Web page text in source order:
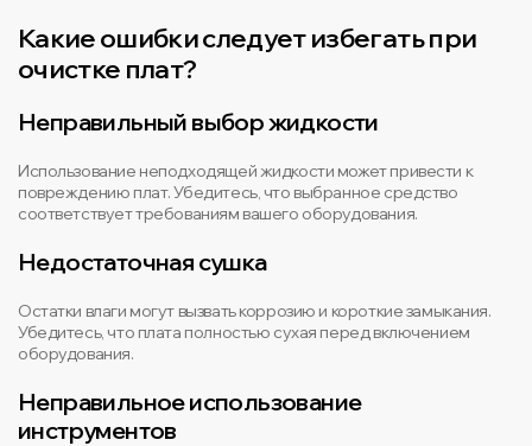
Какие ошибки следует избегать при
очистке плат?
Неправильный выбор жидкости
Использование неподходящей жидкости может привести к
повреждению плат. Убедитесь, что выбранное средство
соответствует требованиям вашего оборудования.
Недостаточная сушка
Остатки влаги могут вызвать коррозию и короткие замыкания.
Убедитесь, что плата полностью сухая перед включением
оборудования.
Неправильное использование
инструментов